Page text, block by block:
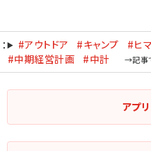
： #アウトドア #キャンプ #ヒ
#中期経営計画
#中計
アプリ